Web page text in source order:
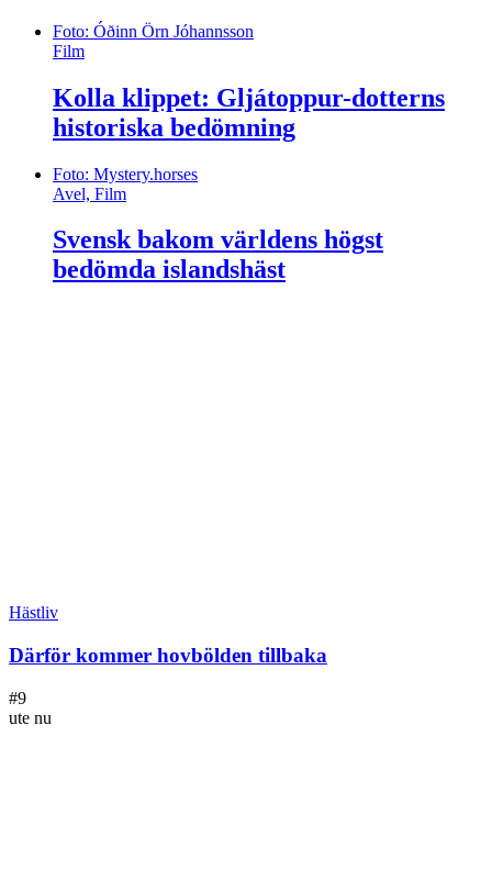
Foto: Óðinn Örn Jóhannsson
Film
Kolla klippet: Gljátoppur-dotterns
historiska bedömning
Foto: Mystery.horses
Avel, Film
Svensk bakom världens högst
bedömda islandshäst
Hästliv
Därför kommer hovbölden tillbaka
#9
ute nu